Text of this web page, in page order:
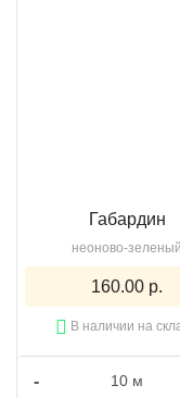
Габардин
неоново-зеленый
160.00 р.
В наличии на
-